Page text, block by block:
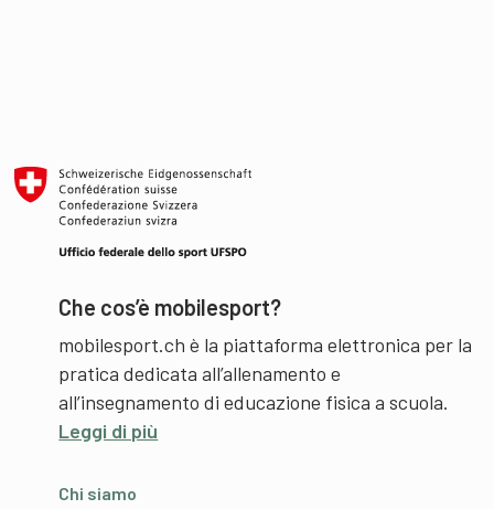
Che cos’è mobilesport?
mobilesport.ch è la piattaforma elettronica per la
pratica dedicata all’allenamento e
all’insegnamento di educazione fisica a scuola.
Leggi di più
Chi siamo